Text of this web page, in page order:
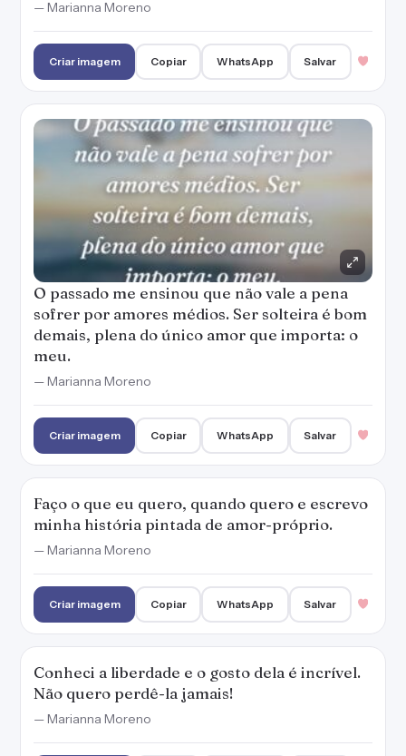
— Marianna Moreno
Criar imagem Copiar WhatsApp Salvar
O passado me ensinou que não vale a pena
sofrer por amores médios. Ser solteira é bom
demais, plena do único amor que importa: o
meu.
— Marianna Moreno
Criar imagem Copiar WhatsApp Salvar
Faço o que eu quero, quando quero e escrevo
minha história pintada de amor-próprio.
— Marianna Moreno
Criar imagem Copiar WhatsApp Salvar
Conheci a liberdade e o gosto dela é incrível.
Não quero perdê-la jamais!
— Marianna Moreno